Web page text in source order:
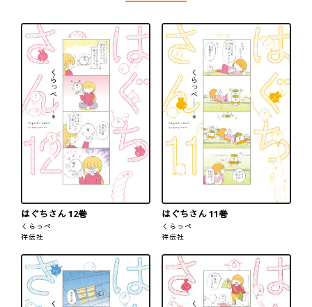
はぐちさん 12巻
くらっぺ
祥伝社
はぐちさん 11巻
くらっぺ
祥伝社